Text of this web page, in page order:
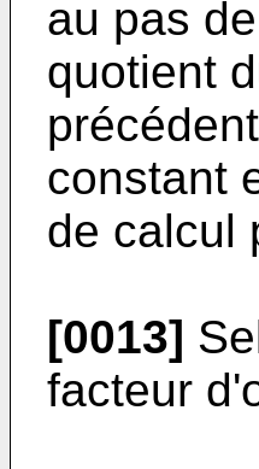
au pas
quotient
constant
de calcul
[0013]
facteur